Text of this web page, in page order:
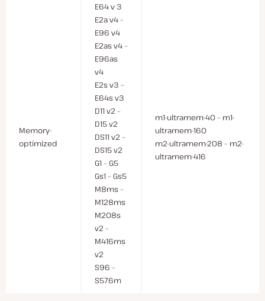
Memory-
optimized
E64 v 3
E2a v4 –
E96 v4
E2as v4 –
E96as
v4
E2s v3 –
E64s v3
D11 v2 –
D15 v2
DS11 v2 –
DS15 v2
G1 – G5
Gs1 – Gs5
M8ms –
M128ms
M208s
v2 –
M416ms
v2
S96 –
S576m
m1-ultramem-40 – m1-
ultramem-160
m2-ultramem-208 – m2-
ultramem-416